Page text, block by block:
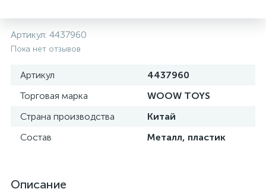
Артикул: 4437960
Пока нет отзывов
Артикул
4437960
Торговая марка
WOOW TOYS
Страна производства
Китай
Состав
Металл, пластик
Описание